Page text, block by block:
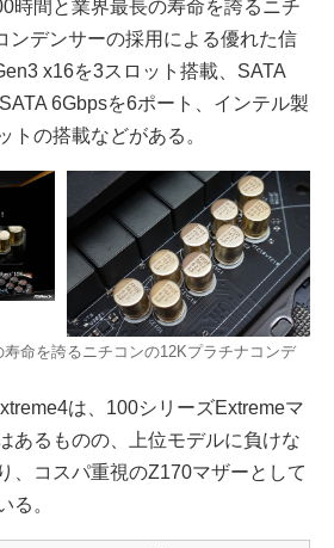
時間と業界最長の寿命を誇るニチ
ンデンサーの採用による優れた信
x16を3スロット搭載、SATA
6Gbpsを6ポート、インテル製
トの搭載などがある。
命を誇るニチコンの12Kプラチナコンデ
は、100シリーズExtremeマ
あるものの、上位モデルに負けな
、コスパ重視のZ170マザーとして
る。